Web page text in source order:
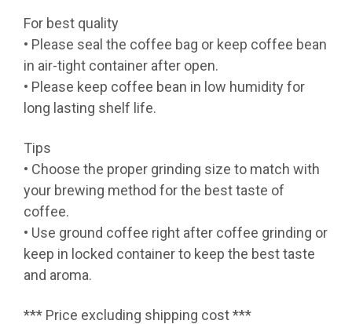
For best quality
• Please seal the coffee bag or keep coffee bean
in air-tight container after open.
• Please keep coffee bean in low humidity for
long lasting shelf life.
Tips
• Choose the proper grinding size to match with
your brewing method for the best taste of
coffee.
• Use ground coffee right after coffee grinding or
keep in locked container to keep the best taste
and aroma.
*** Price excluding shipping cost ***